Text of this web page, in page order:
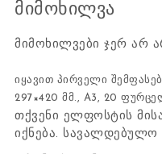
მიმოხილვა
მიმოხილვები ჯერ არ
იყავით პირველი
297×420 მმ., A3, 20
თქვენი ელფოსტის
იქნება. სავალდებულო